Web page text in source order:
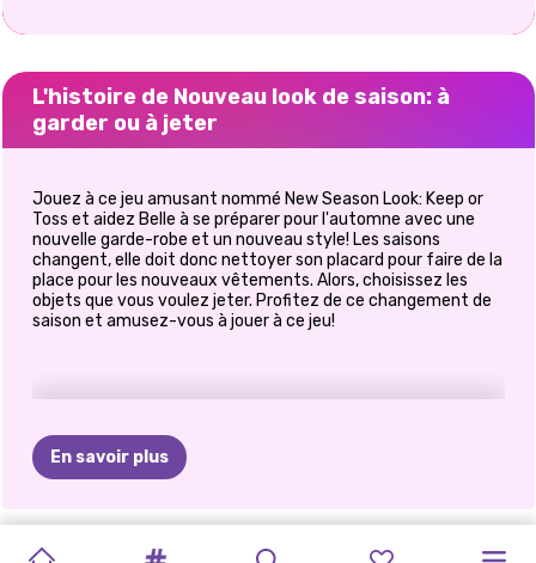
L'histoire de Nouveau look de saison: à
garder ou à jeter
Jouez à ce jeu amusant nommé New Season Look: Keep or
Toss et aidez Belle à se préparer pour l'automne avec une
nouvelle garde-robe et un nouveau style! Les saisons
changent, elle doit donc nettoyer son placard pour faire de la
place pour les nouveaux vêtements. Alors, choisissez les
objets que vous voulez jeter. Profitez de ce changement de
saison et amusez-vous à jouer à ce jeu!
En savoir plus
PRINCESSES
FASHIONISTA BLOGUEUSE
COMMUTATEUR LE